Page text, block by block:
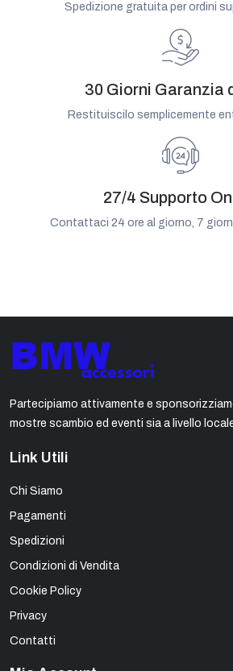
Spedizione gratuita per ordini
30 Giorni Garanzia
Restituiscilo semplicemente
27/4 Supporto
Contattaci 24 ore al giorno, 7
Partecipiamo attivamente e
mostre scambio ed eventi sia a livello
Link Utili
Chi Siamo
Pagamenti
Spedizioni
Condizioni di Vendita
Cookie Policy
Privacy
Contatti